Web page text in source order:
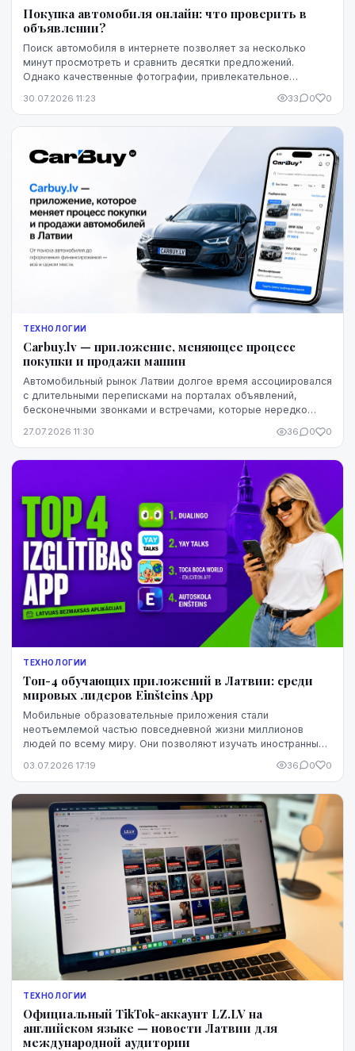
Покупка автомобиля онлайн: что проверить в
объявлении?
Поиск автомобиля в интернете позволяет за несколько
минут просмотреть и сравнить десятки предложений.
Однако качественные фотографии, привлекательное
30.07.2026 11:23 33 0 0
ТЕХНОЛОГИИ
Carbuy.lv — приложение, меняющее процесс
покупки и продажи машин
Автомобильный рынок Латвии долгое время ассоциировался
с длительными переписками на порталах объявлений,
бесконечными звонками и встречами, которые нередко
27.07.2026 11:30 36 0 0
ТЕХНОЛОГИИ
Топ-4 обучающих приложений в Латвии: среди
мировых лидеров Einšteins App
Мобильные образовательные приложения стали
неотъемлемой частью повседневной жизни миллионов
людей по всему миру. Они позволяют изучать иностранные
03.07.2026 17:19 36 0 0
ТЕХНОЛОГИИ
Официальный TikTok-аккаунт LZ.LV на
английском языке — новости Латвии для
международной аудитории